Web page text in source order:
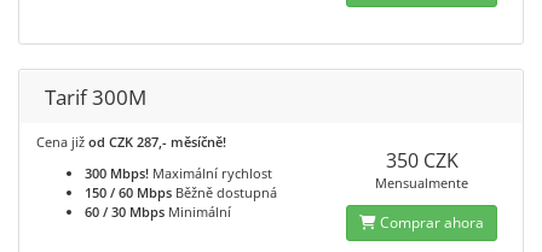
Tarif 300M
Cena již od CZK 287,- měsíčně!
300 Mbps! Maximální rychlost
150 / 60 Mbps Běžně dostupná
60 / 30 Mbps Minimální
350 CZK
Mensualmente
Comprar ahora